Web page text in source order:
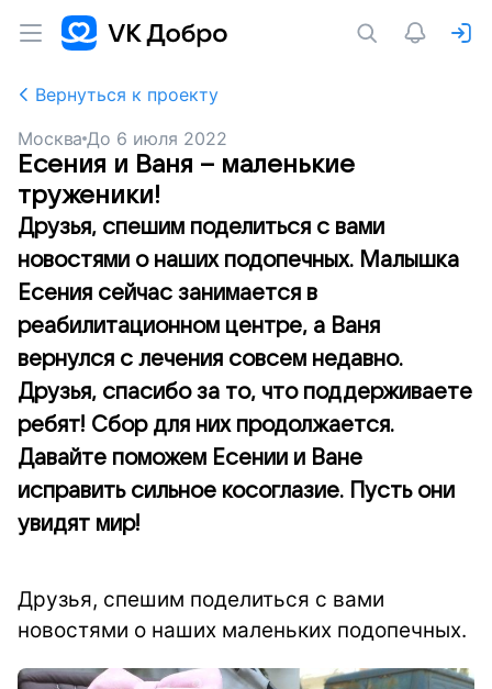
Вернуться к проекту
Москва До 6 июля 2022
Есения и Ваня – маленькие
труженики!
Друзья, спешим поделиться с вами
новостями о наших подопечных. Малышка
Есения сейчас занимается в
реабилитационном центре, а Ваня
вернулся с лечения совсем недавно.
Друзья, спасибо за то, что поддерживаете
ребят! Сбор для них продолжается.
Давайте поможем Есении и Ване
исправить сильное косоглазие. Пусть они
увидят мир!
Друзья, спешим поделиться с вами
новостями о наших маленьких подопечных.